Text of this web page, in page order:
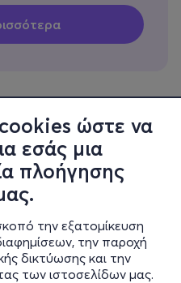
ώστε να
εσάς μια
πλοήγησης
την εξατομίκευση
την παροχή
δικτύωσης και την
των ιστοσελίδων μας.